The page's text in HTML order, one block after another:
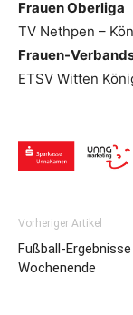
Frauen Oberliga
TV Nethpen –
Frauen-
ETSV Witten
Vorheriger Artikel
Fußball-
Wochenende